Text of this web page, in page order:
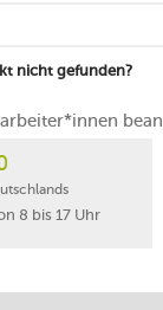
nicht gefunden?
8 bis 17 Uhr